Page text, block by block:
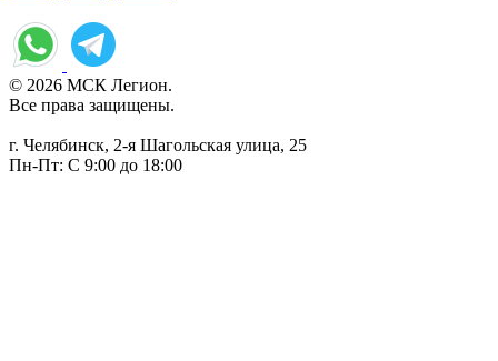
© 2026 МСК Легион.
Все права защищены.
г. Челябинск, 2-я Шагольская улица, 25
Пн-Пт: С 9:00 до 18:00